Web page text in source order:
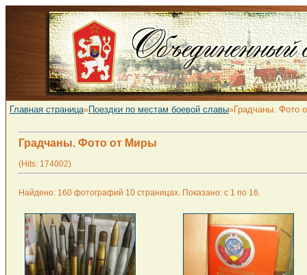
Главная страница»Поездки по местам боевой славы»Градчаны. Фото
Градчаны. Фото от Миры
(Hits: 174002)
Найдено: 160 фотографий 10 страницах. Показано: с 1 по 16.